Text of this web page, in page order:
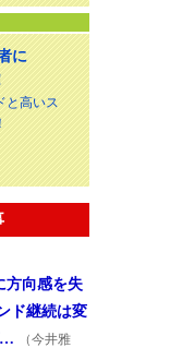
に
と高いス
方向感を失
ド継続は変
…
（今井雅